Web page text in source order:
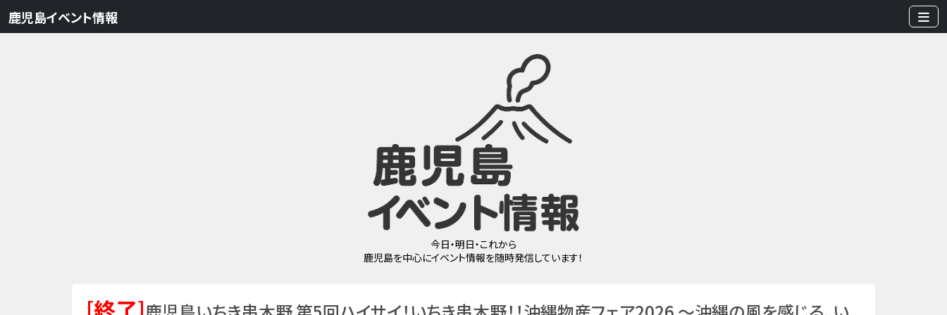
鹿児島イベント情報
今日・明日・これから
鹿児島を中心にイベント情報を随時発信しています！